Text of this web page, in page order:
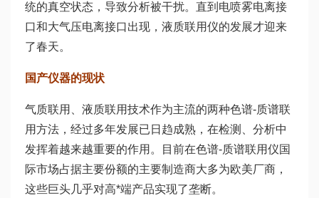
统的真空状态，导致分析被干扰。直到电喷雾电离接
口和大气压电离接口出现，液质联用仪的发展才迎来
了春天。
国产仪器的现状
气质联用、液质联用技术作为主流的两种色谱-质谱联
用方法，经过多年发展已日趋成熟，在检测、分析中
发挥着越来越重要的作用。目前在色谱-质谱联用仪国
际市场占据主要份额的主要制造商大多为欧美厂商，
这些巨头几乎对高*端产品实现了垄断。